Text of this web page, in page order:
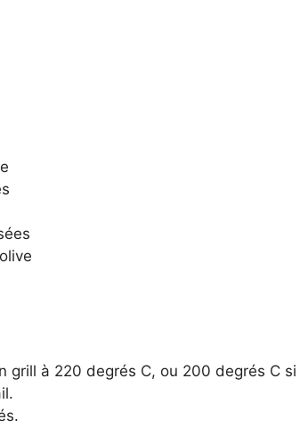
grill à 220 degrés C, ou 200 degrés C